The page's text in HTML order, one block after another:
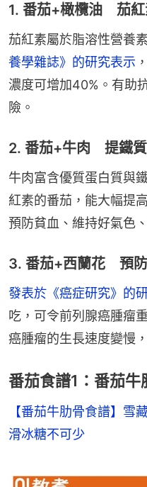
1. 番茄+橄欖油 茄
茄紅素屬於脂溶性營養素
養學雜誌》的研究表示
濃度可增加40%。有助
險。
2. 番茄+牛肉 提鐵
牛肉富含優質蛋白質與
紅素的番茄，能大幅提
預防貧血、維持好氣色
3. 番茄+西蘭花 預
發表於《癌症研究》的
吃，可令前列腺癌腫瘤
癌腫瘤的生長速度變慢
番茄食譜1：番茄牛
【番茄牛肋骨食譜】雪
滑冰糖不可少